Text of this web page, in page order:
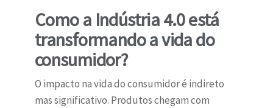
Como a Indústria 4.0 está
transformando a vida do
consumidor?
O impacto na vida do consumidor é indireto
mas significativo. Produtos chegam com